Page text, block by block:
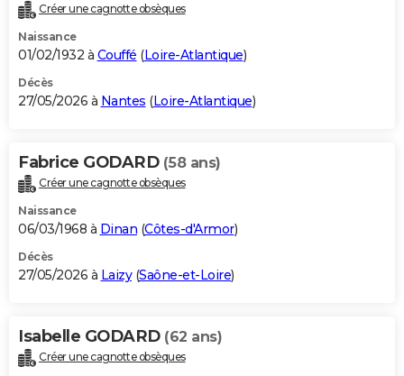
Créer une cagnotte obsèques
Naissance
01/02/1932 à Couffé (Loire-Atlantique)
Décès
27/05/2026 à Nantes (Loire-Atlantique)
Fabrice GODARD (58 ans)
Créer une cagnotte obsèques
Naissance
06/03/1968 à Dinan (Côtes-d'Armor)
Décès
27/05/2026 à Laizy(Saône-et-Loire)
Isabelle GODARD (62 ans)
Créer une cagnotte obsèques